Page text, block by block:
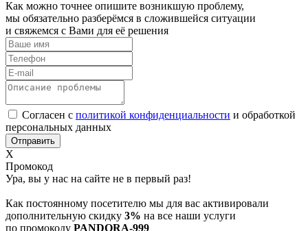
Как можно точнее опишите возникшую проблему,
мы обязательно разберёмся в сложившейся ситуации
и свяжемся с Вами для её решения
Согласен с политикой конфиденциальности и обработкой
персональных данных
Х
Промокод
Ура, вы у нас на сайте не в первый раз!
Как постоянному посетителю мы для вас активировали
дополнительную скидку 3% на все наши услуги
по промокоду PANDORA-999